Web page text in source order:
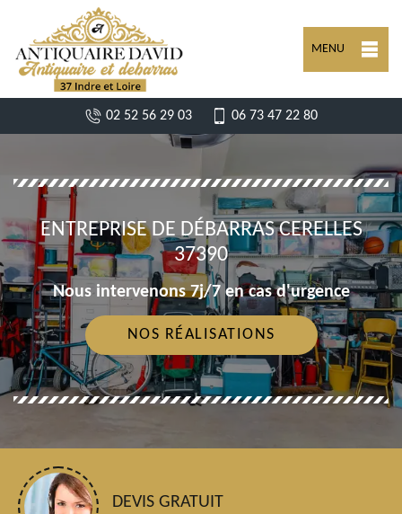
MENU
02 52 56 29 03 06 73 47 22 80
ENTREPRISE DE DÉBARRAS CERELLES
37390
Nous intervenons 7j/7 en cas d'urgence
NOS RÉALISATIONS
DEVIS GRATUIT